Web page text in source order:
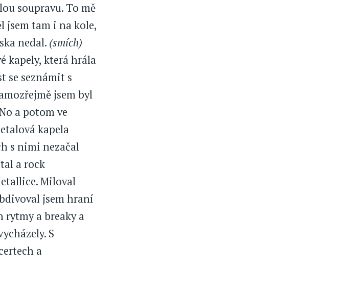
soupravu. To mě
jsem tam i na kole,
nedal. (smích)
kapely, která hrála
se seznámit s
jsem byl
a potom ve
kapela
s nimi nezačal
a rock
Miloval
jsem hraní
rytmy a breaky a
S
a